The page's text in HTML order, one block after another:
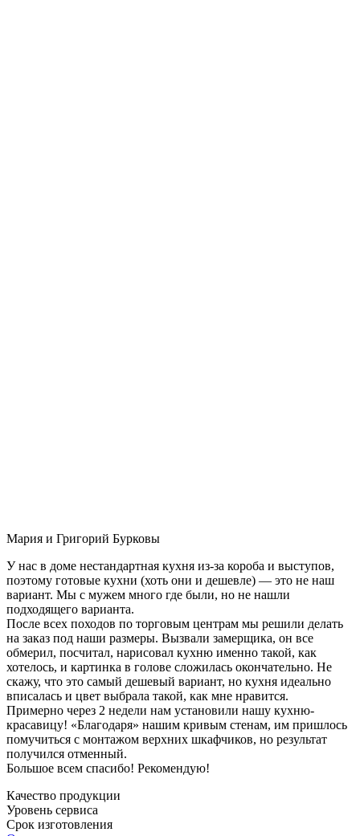
Мария и Григорий Бурковы
У нас в доме нестандартная кухня из-за короба и выступов,
поэтому готовые кухни (хоть они и дешевле) — это не наш
вариант. Мы с мужем много где были, но не нашли
подходящего варианта.
После всех походов по торговым центрам мы решили делать
на заказ под наши размеры. Вызвали замерщика, он все
обмерил, посчитал, нарисовал кухню именно такой, как
хотелось, и картинка в голове сложилась окончательно. Не
скажу, что это самый дешевый вариант, но кухня идеально
вписалась и цвет выбрала такой, как мне нравится.
Примерно через 2 недели нам установили нашу кухню-
красавицу! «Благодаря» нашим кривым стенам, им пришлось
помучиться с монтажом верхних шкафчиков, но результат
получился отменный.
Большое всем спасибо! Рекомендую!
Качество продукции
Уровень сервиса
Срок изготовления